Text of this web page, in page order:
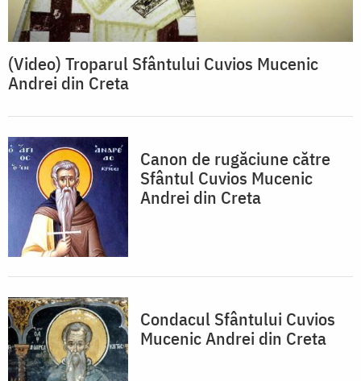
(Video) Troparul Sfântului Cuvios Mucenic
Andrei din Creta
Canon de rugăciune către
Sfântul Cuvios Mucenic
Andrei din Creta
Condacul Sfântului Cuvios
Mucenic Andrei din Creta